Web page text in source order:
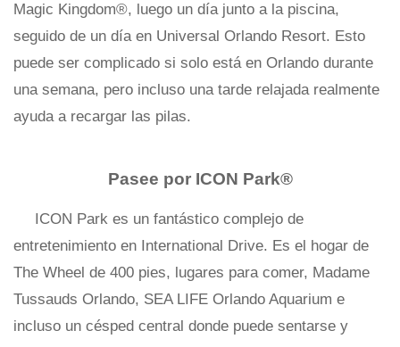
Magic Kingdom®, luego un día junto a la piscina,
seguido de un día en Universal Orlando Resort. Esto
puede ser complicado si solo está en Orlando durante
una semana, pero incluso una tarde relajada realmente
ayuda a recargar las pilas.
Pasee por ICON Park®
ICON Park es un fantástico complejo de
entretenimiento en International Drive. Es el hogar de
The Wheel de 400 pies, lugares para comer, Madame
Tussauds Orlando, SEA LIFE Orlando Aquarium e
incluso un césped central donde puede sentarse y